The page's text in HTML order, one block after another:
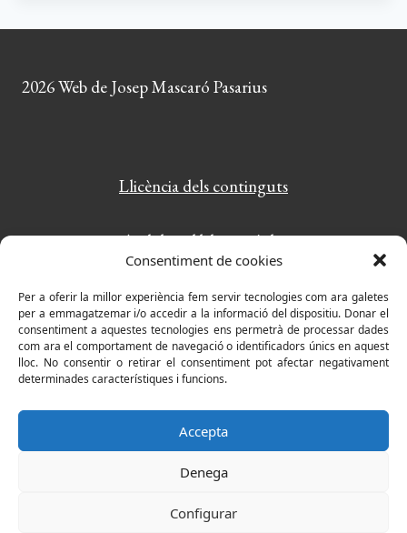
Consentiment de cookies
Per a oferir la millor experiència fem servir tecnologies com ara galetes
per a emmagatzemar i/o accedir a la informació del dispositiu. Donar el
consentiment a aquestes tecnologies ens permetrà de processar dades
com ara el comportament de navegació o identificadors únics en aquest
lloc. No consentir o retirar el consentiment pot afectar negativament
determinades característiques i funcions.
Accepta
Denega
Configurar
2026 Web de Josep Mascaró Pasarius
Llicència dels continguts
Amb la col·laboració de:
PlayWordy: el joc de paraules més divertit